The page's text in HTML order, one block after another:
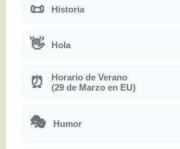
📜 Historia
👋 Hola
⏰
Horario de Verano
(29 de Marzo en EU)
🎭 Humor